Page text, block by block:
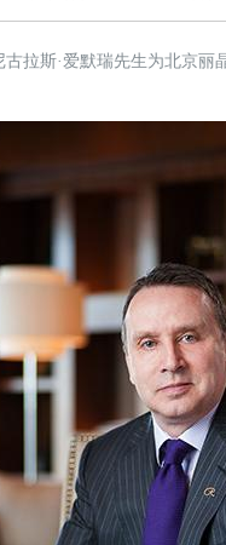
拉斯·爱默瑞先生为北京丽